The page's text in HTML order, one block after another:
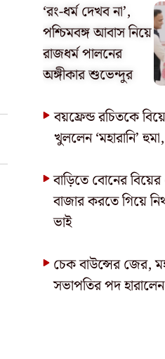
‘রং-ধর্ম দেখব না’,
পশ্চিমবঙ্গ আবাস নিয়ে
রাজধর্ম পালনের
অঙ্গীকার শুভেন্দুর
বয়ফ্রেন্ড রচিতকে
খুললেন ‘মহারানি’
বাড়িতে বোনের
বাজার করতে গিয়ে
ভাই
চেক বাউন্সের জের,
সভাপতির পদ